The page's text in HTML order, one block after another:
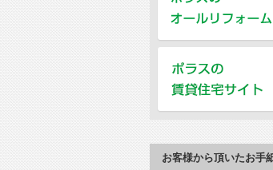
お客様から頂いたお手